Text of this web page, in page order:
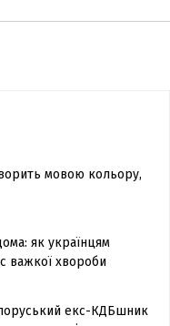
мовою кольору,
як українцям
важкої хвороби
екс-КДБшник